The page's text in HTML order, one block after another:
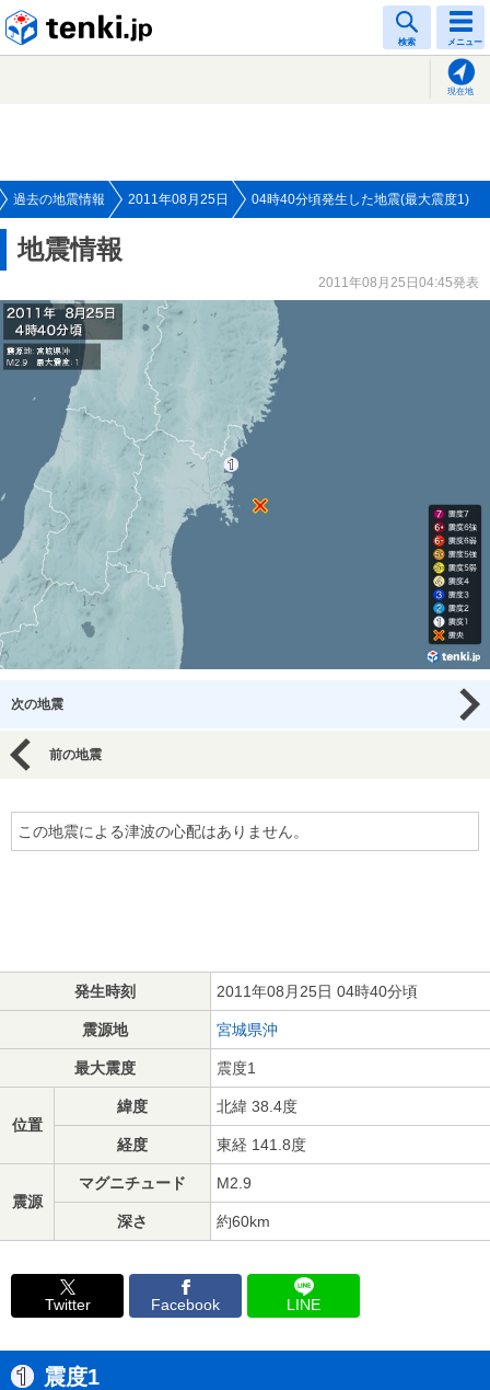
検索 メニュー
現在地
過去の地震情報 2011年08月25日 04時40分頃発生した地震(最大震度1)
地震情報
2011年08月25日04:45発表
次の地震
前の地震
この地震による津波の心配はありません。
発生時刻 2011年08月25日 04時40分頃
震源地 宮城県沖
最大震度 震度1
位置
緯度 北緯 38.4度
経度 東経 141.8度
震源
マグニチュード M2.9
深さ 約60km
Twitter Facebook LINE
震度1